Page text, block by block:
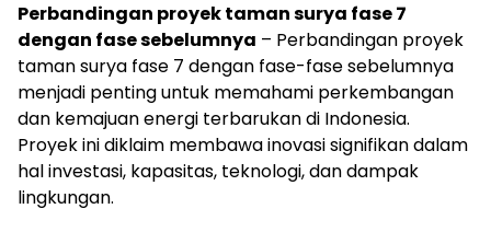
Perbandingan proyek taman surya fase 7
dengan fase sebelumnya – Perbandingan proyek
taman surya fase 7 dengan fase-fase sebelumnya
menjadi penting untuk memahami perkembangan
dan kemajuan energi terbarukan di Indonesia.
Proyek ini diklaim membawa inovasi signifikan dalam
hal investasi, kapasitas, teknologi, dan dampak
lingkungan.